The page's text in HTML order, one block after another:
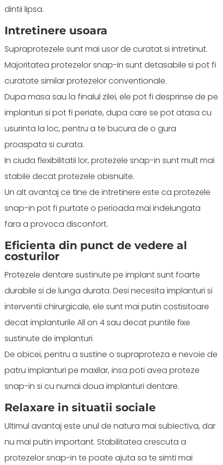
dintii lipsa.
Intretinere usoara
Supraprotezele sunt mai usor de curatat si intretinut.
Majoritatea protezelor snap-in sunt detasabile si pot fi
curatate similar protezelor conventionale.
Dupa masa sau la finalul zilei, ele pot fi desprinse de pe
implanturi si pot fi periate, dupa care se pot atasa cu
usurinta la loc, pentru a te bucura de o gura
proaspata si curata.
In ciuda flexibilitatii lor, protezele snap-in sunt mult mai
stabile decat protezele obisnuite.
Un alt avantaj ce tine de intretinere este ca protezele
snap-in pot fi purtate o perioada mai indelungata
fara a provoca disconfort.
Eficienta din punct de vedere al
costurilor
Protezele dentare sustinute pe implant sunt foarte
durabile si de lunga durata. Desi necesita implanturi si
interventii chirurgicale, ele sunt mai putin costisitoare
decat implanturile All on 4 sau decat puntile fixe
sustinute de implanturi.
De obicei, pentru a sustine o supraproteza e nevoie de
patru implanturi pe maxilar, insa poti avea proteze
snap-in si cu numai doua implanturi dentare.
Relaxare in situatii sociale
Ultimul avantaj este unul de natura mai subiectiva, dar
nu mai putin important. Stabilitatea crescuta a
protezelor snap-in te poate ajuta sa te simti mai